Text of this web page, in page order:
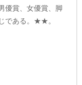
優賞、女優賞、脚
である。★★。